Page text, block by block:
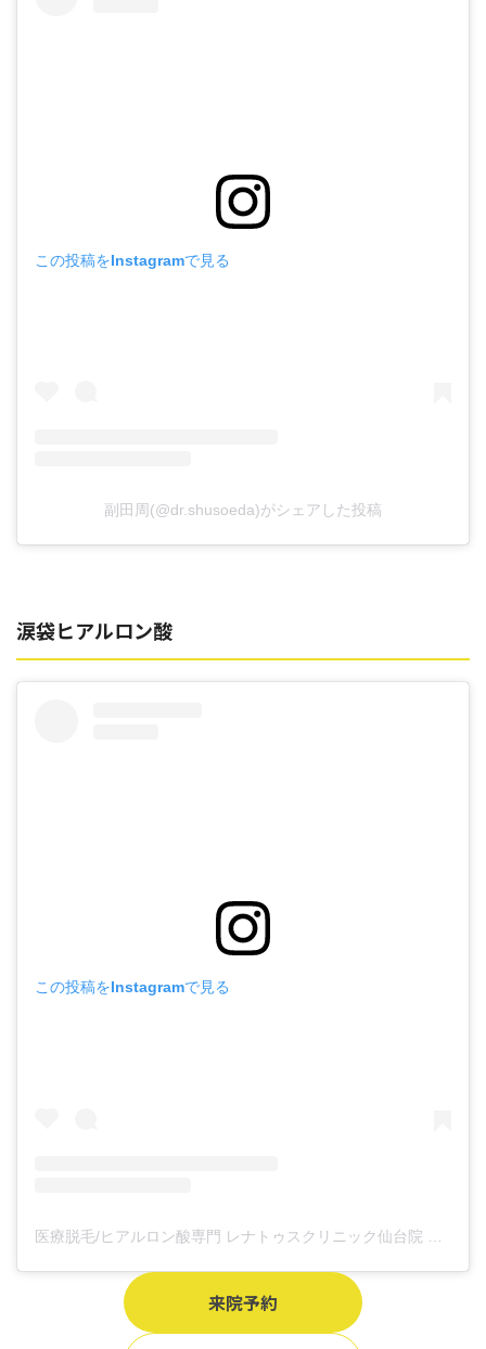
この投稿をInstagramで見る
副田周(@dr.shusoeda)がシェアした投稿
涙袋ヒアルロン酸
この投稿をInstagramで見る
医療脱毛/ヒアルロン酸専門 レナトゥスクリニック仙台院 高橋希(@renaclisendai)がシェアした投稿
来院予約